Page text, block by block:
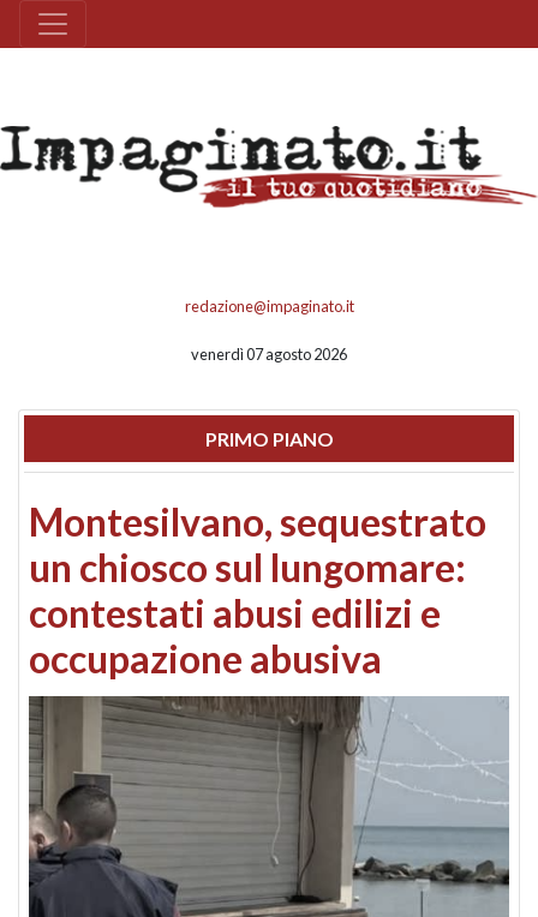
redazione@impaginato.it
venerdì 07 agosto 2026
PRIMO PIANO
Montesilvano, sequestrato
un chiosco sul lungomare:
contestati abusi edilizi e
occupazione abusiva